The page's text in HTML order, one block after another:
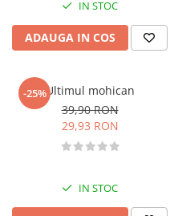
Science Fiction
Young adult
Filologie, Filosofie
Filologie
Filosofie
Filosofie, Stiinte
Gastronomie
Arte si tehnici culinare
Bauturi si cocktailuri
IN STOC
ADAUGA IN COS
-25%Ultimul mohican
39,90 RON
29,93 RON
IN STOC